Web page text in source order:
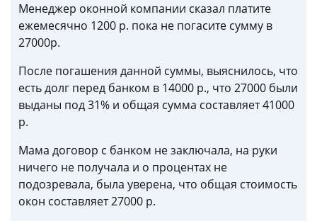
Менеджер оконной компании сказал платите
ежемесячно 1200 р. пока не погасите сумму в
27000р.
После погашения данной суммы, выяснилось, что
есть долг перед банком в 14000 р., что 27000 были
выданы под 31% и общая сумма составляет 41000
р.
Мама договор с банком не заключала, на руки
ничего не получала и о процентах не
подозревала, была уверена, что общая стоимость
окон составляет 27000 р.